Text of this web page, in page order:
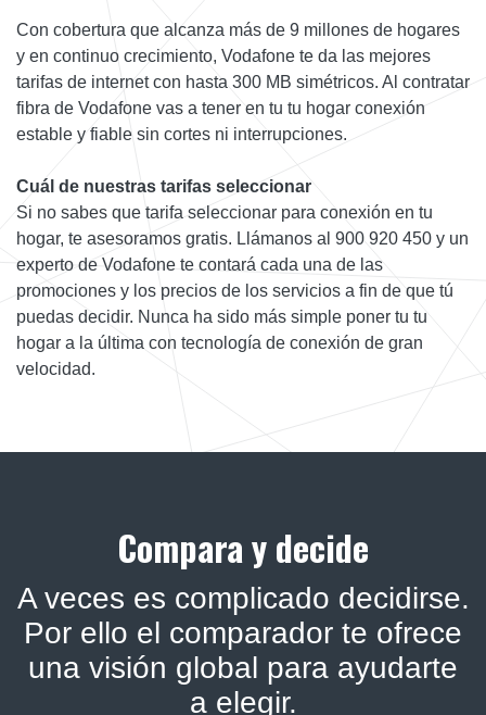
Con cobertura que alcanza más de 9 millones de hogares
y en continuo crecimiento, Vodafone te da las mejores
tarifas de internet con hasta 300 MB simétricos. Al contratar
fibra de Vodafone vas a tener en tu tu hogar conexión
estable y fiable sin cortes ni interrupciones.
Cuál de nuestras tarifas seleccionar
Si no sabes que tarifa seleccionar para conexión en tu
hogar, te asesoramos gratis. Llámanos al 900 920 450 y un
experto de Vodafone te contará cada una de las
promociones y los precios de los servicios a fin de que tú
puedas decidir. Nunca ha sido más simple poner tu tu
hogar a la última con tecnología de conexión de gran
velocidad.
Compara y decide
A veces es complicado decidirse.
Por ello el comparador te ofrece
una visión global para ayudarte
a elegir.